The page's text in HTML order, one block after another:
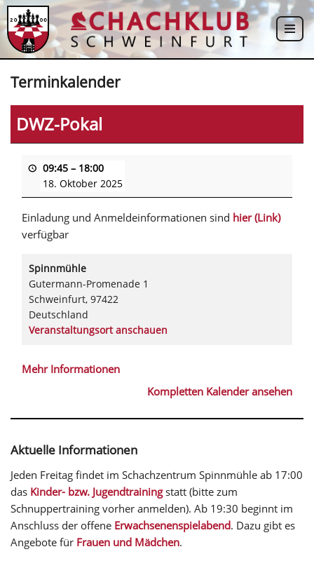
Zum
Inhalt
Terminkalender
DWZ-Pokal
09:45 – 18:00
18. Oktober 2025
Einladung und Anmeldeinformationen sind hier (Link)
verfügbar
Spinnmühle
Gutermann-Promenade 1
Schweinfurt, 97422
Deutschland
Veranstaltungsort anschauen
Mehr Informationen
Kompletten Kalender ansehen
Aktuelle Informationen
Jeden Freitag findet im Schachzentrum Spinnmühle ab 17:00
das Kinder- bzw. Jugendtrainingstatt (bitte zum
Schnuppertraining vorher anmelden). Ab 19:30 beginnt im
Anschluss der offene Erwachsenenspielabend. Dazu gibt es
Angebote für Frauen und Mädchen.